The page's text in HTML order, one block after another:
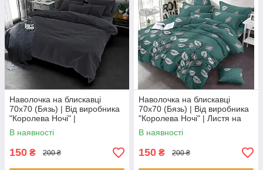
Наволочка на блискавці
70х70 (Бязь) | Від виробника
"Королева Ночі" |
Однотонний темно-сірий
В наявності
150 ₴ 200 ₴
Наволочка на блискавці
70х70 (Бязь) | Від виробника
"Королева Ночі" | Листя на
бірюзовому
В наявності
150 ₴ 200 ₴